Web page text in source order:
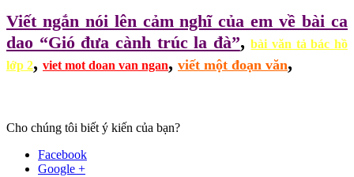
Viết ngắn nói lên cảm nghĩ của em về bài ca
dao “Gió đưa cành trúc la đà”,bài văn tả bác hồ
lớp 2, viet mot doan van ngan, viết một đoạn văn,
Cho chúng tôi biết ý kiến của bạn?
Facebook
Google +